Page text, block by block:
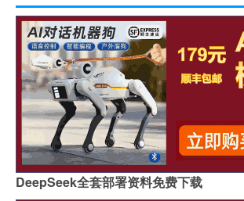
DeepSeek全套部署资料免费下载